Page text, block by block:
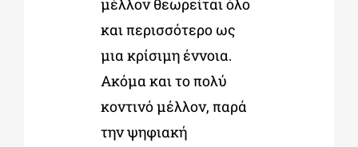
μέλλον θεωρείται όλο
και περισσότερο ως
μια κρίσιμη έννοια.
Ακόμα και το πολύ
κοντινό μέλλον, παρά
την ψηφιακή